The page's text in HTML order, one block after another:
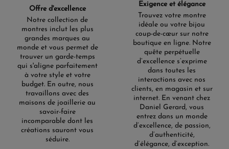
Offre d'excellence
Notre collection de
montres inclut les plus
grandes marques au
monde et vous permet de
trouver un garde-temps
qui s'aligne parfaitement
à votre style et votre
budget. En outre, nous
travaillons avec des
maisons de joaillerie au
savoir-faire
incomparable dont les
créations sauront vous
séduire.
Exigence et élégance
Trouvez votre montre
idéale ou votre bijou
coup-de-cœur sur notre
boutique en ligne. Notre
quête perpétuelle
d’excellence s’exprime
dans toutes les
interactions avec nos
clients, en magasin et sur
internet. En venant chez
Daniel Gerard, vous
entrez dans un monde
d’excellence, de passion,
d’authenticité,
d’élégance, d’exception.